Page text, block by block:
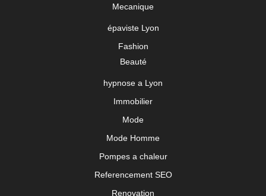
Mecanique
épaviste Lyon
Fashion
Beauté
hypnose a Lyon
Immobilier
Mode
Mode Homme
Pompes a chaleur
Referencement SEO
Renovation